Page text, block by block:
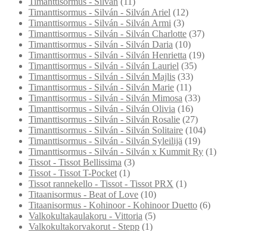
Timanttisormus - Silván - Silván Ariel (12)
Timanttisormus - Silván - Silván Armi (3)
Timanttisormus - Silván - Silván Charlotte (37)
Timanttisormus - Silván - Silván Daria (10)
Timanttisormus - Silván - Silván Henrietta (19)
Timanttisormus - Silván - Silván Lauriel (35)
Timanttisormus - Silván - Silván Majlis (33)
Timanttisormus - Silván - Silván Marie (11)
Timanttisormus - Silván - Silván Mimosa (33)
Timanttisormus - Silván - Silván Olivia (16)
Timanttisormus - Silván - Silván Rosalie (27)
Timanttisormus - Silván - Silván Solitaire (104)
Timanttisormus - Silván - Silván Syleilijä (19)
Timanttisormus - Silván - Silván x Kummit Ry (1)
Tissot - Tissot Bellissima (3)
Tissot - Tissot T-Pocket (1)
Tissot rannekello - Tissot - Tissot PRX (1)
Titaanisormus - Beat of Love (10)
Titaanisormus - Kohinoor - Kohinoor Duetto (6)
Valkokultakaulakoru - Vittoria (5)
Valkokultakorvakorut - Stepp (1)